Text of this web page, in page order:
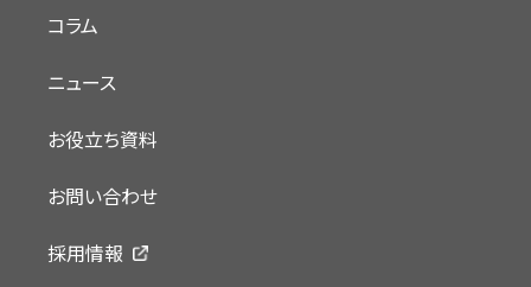
コラム
ニュース
お役立ち資料
お問い合わせ
採用情報